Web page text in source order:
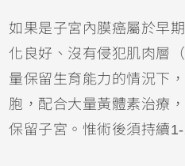
如果是子宮內膜癌屬於早
化良好、沒有侵犯肌肉層
量保留生育能力的情況下
胞，配合大量黃體素治療
保留子宮。惟術後須持續